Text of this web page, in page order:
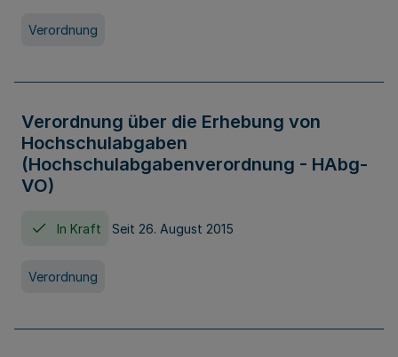
Verordnung
Verordnung über die Erhebung von
Hochschulabgaben
(Hochschulabgabenverordnung - HAbg-
VO)
In Kraft Seit 26. August 2015
Verordnung